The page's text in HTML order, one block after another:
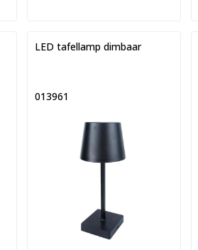
LED tafellamp dimbaar
013961